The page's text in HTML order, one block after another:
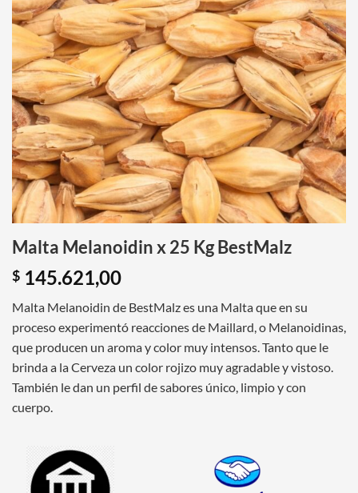
Malta Melanoidin x 25 Kg BestMalz
$ 145.621,00
Malta Melanoidin de BestMalz es una Malta que en su
proceso experimentó reacciones de Maillard, o Melanoidinas,
que producen un aroma y color muy intensos. Tanto que le
brinda a la Cerveza un color rojizo muy agradable y vistoso.
También le dan un perfil de sabores único, limpio y con
cuerpo.